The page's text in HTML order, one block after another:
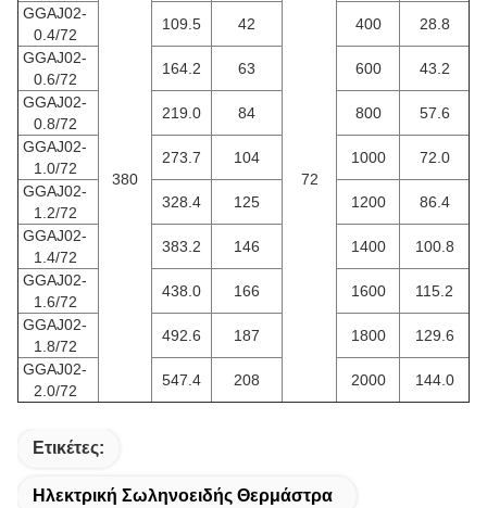
380 72
GGAJ02-
0.4/72
109.5 42 400
28.8
GGAJ02-
0.6/72
164.2 63 600
43.2
GGAJ02-
0.8/72
219.0 84 800
57.6
GGAJ02-
1.0/72
273.7 104 1000
72.0
GGAJ02-
1.2/72
328.4 125 1200
86.4
GGAJ02-
1.4/72
383.2 146 1400
100.8
GGAJ02-
1.6/72
438.0 166 1600
115.2
GGAJ02-
1.8/72
492.6 187 1800
129.6
GGAJ02-
2.0/72
547.4 208 2000 144.0
Ετικέτες:
Ηλεκτρική Σωληνοειδής Θερμάστρα